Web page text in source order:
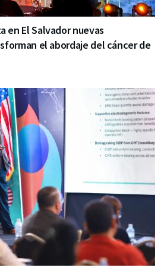
en El Salvador nuevas
el abordaje del cáncer de